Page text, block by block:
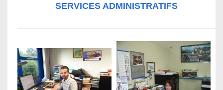
SERVICES ADMINISTRATIFS